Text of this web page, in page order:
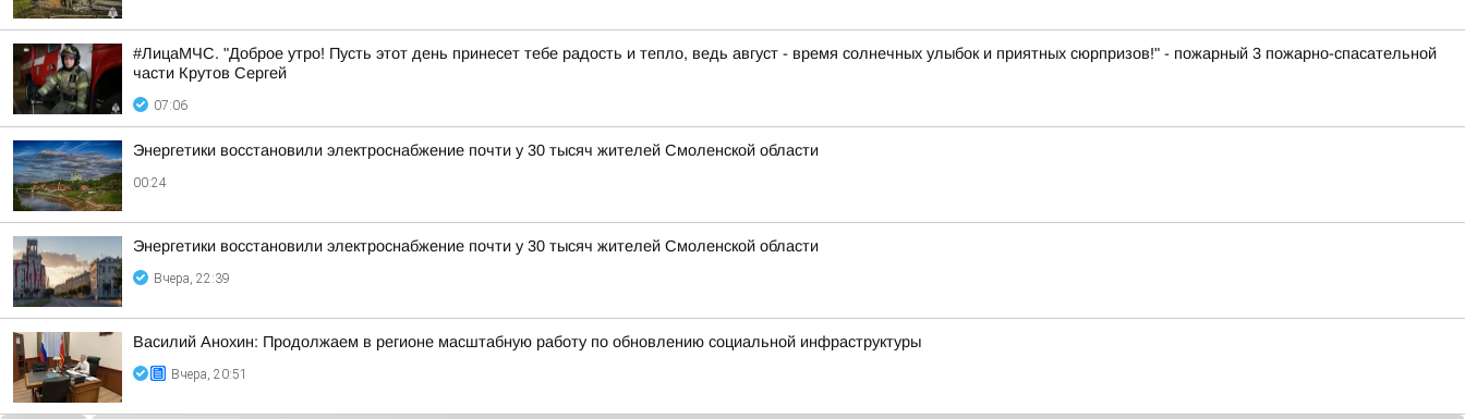
#ЛицаМЧС. "Доброе утро! Пусть этот день принесет тебе радость и тепло, ведь август - время солнечных улыбок и приятных сюрпризов!" - пожарный 3 пожарно-спасательной
части Крутов Сергей
07:06
Энергетики восстановили электроснабжение почти у 30 тысяч жителей Смоленской области
00:24
Энергетики восстановили электроснабжение почти у 30 тысяч жителей Смоленской области
Вчера, 22:39
Василий Анохин: Продолжаем в регионе масштабную работу по обновлению социальной инфраструктуры
Вчера, 20:51